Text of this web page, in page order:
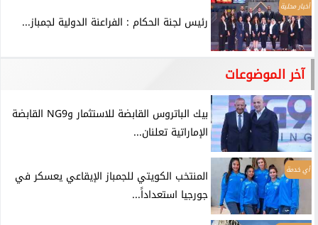
أخبار محلية
رئيس لجنة الحكام : الفراعنة الدولية لجمباز...
آخر الموضوعات
بيك الباتروس القابضة للاستثمار وNG9 القابضة
الإماراتية تعلنان...
أي خدمة
المنتخب الكويتي للجمباز الإيقاعي يعسكر في
جورجيا استعداداً...